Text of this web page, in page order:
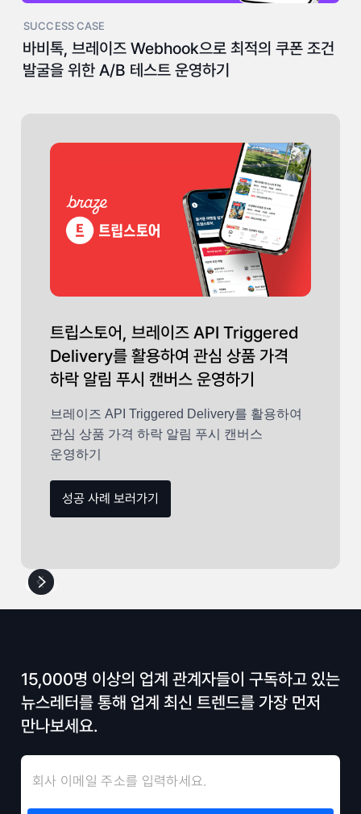
SUCCESS CASE
바비톡, 브레이즈 Webhook으로 최적의 쿠폰 조건
발굴을 위한 A/B 테스트 운영하기
트립스토어, 브레이즈 API Triggered
Delivery를 활용하여 관심 상품 가격
하락 알림 푸시 캔버스 운영하기
브레이즈 API Triggered Delivery를 활용하여
관심 상품 가격 하락 알림 푸시 캔버스
운영하기
성공 사례 보러가기
15,000명 이상의 업계 관계자들이 구독하고 있는
뉴스레터를 통해 업계 최신 트렌드를 가장 먼저
만나보세요.